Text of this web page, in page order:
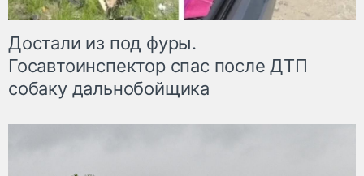
Достали из под фуры.
Госавтоинспектор спас после ДТП
собаку дальнобойщика